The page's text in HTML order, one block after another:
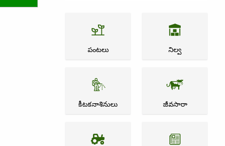
పంటలు నిల్వ
కీటకనాశినులు జీవసారా